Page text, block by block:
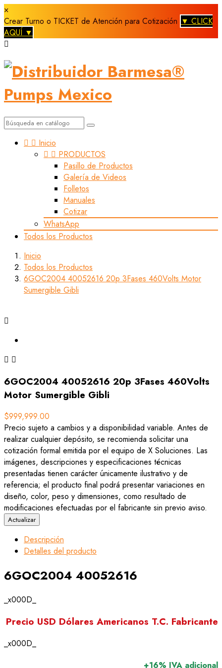
×
Crear Turno o TICKET de Atención para Cotización ▼ CLICK
AQUÍ ▼

  Inicio
  PRODUCTOS
Pasillo de Productos
Galería de Videos
Folletos
Manuales
Cotizar
WhatsApp
Todos los Productos
Inicio
Todos los Productos
6GOC2004 40052616 20p 3Fases 460Volts Motor
Sumergible Gibli

 
6GOC2004 40052616 20p 3Fases 460Volts
Motor Sumergible Gibli
$999,999.00
Precio sujeto a cambios y a disponibilidad variable. Antes de
realizar cualquier depósito, se recomienda solicitar una
cotización formal emitida por el equipo de X Soluciones. Las
imágenes, descripciones y especificaciones técnicas
presentadas tienen carácter únicamente ilustrativo y de
referencia; el producto final podrá presentar variaciones en
diseño, color, peso y dimensiones, como resultado de
modificaciones efectuadas por el fabricante sin previo aviso.
Descripción
Detalles del producto
6GOC2004 40052616
_x000D_
Precio USD Dólares Americanos T.C. Fabricante
_x000D_
+16% IVA adicional